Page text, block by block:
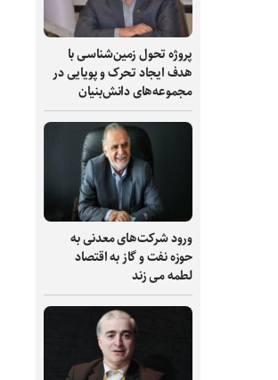
پروژه تحول زمین‌شناسی با
هدف ایجاد تحرک و پویایی در
مجموعه‌های دانش‌بنیان
ورود شرکت‌های معدنی به
حوزه نفت و گاز به اقتصاد
لطمه می زند